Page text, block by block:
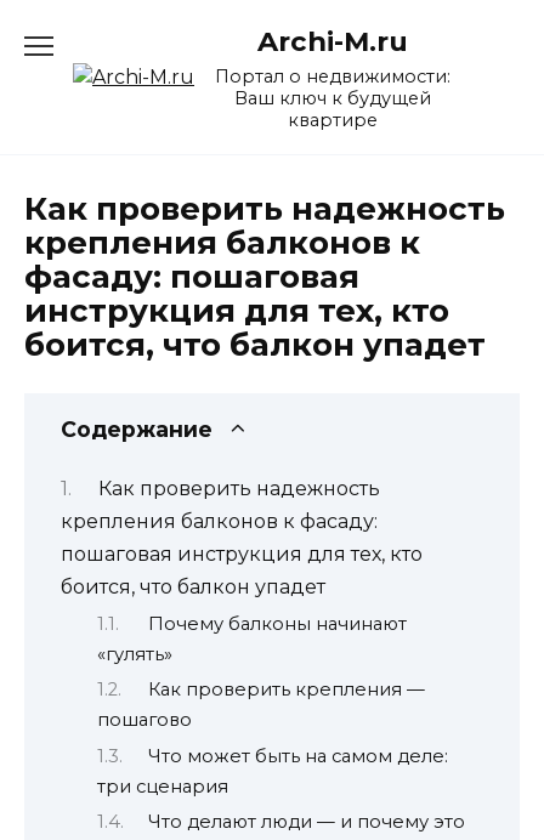
содержанию
Archi-M.ru
Портал о недвижимости:
Ваш ключ к будущей
квартире
Как проверить надежность
крепления балконов к
фасаду: пошаговая
инструкция для тех, кто
боится, что балкон упадет
Содержание
Как проверить надежность
крепления балконов к фасаду:
пошаговая инструкция для тех, кто
боится, что балкон упадет
Почему балконы начинают
«гулять»
Как проверить крепления —
пошагово
Что может быть на самом деле:
три сценария
Что делают люди — и почему это